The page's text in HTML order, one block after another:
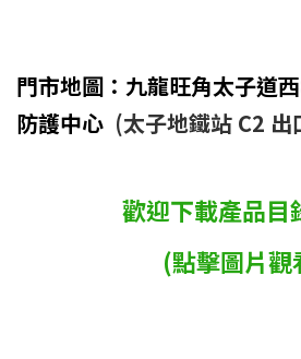
門市地圖：九龍旺角太子道
防護中心 (太子地鐵站 C2
歡迎下載產品目
(點擊圖片觀